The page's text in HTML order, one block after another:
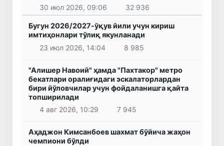
30 июл 2026, 09:06 32 936
Бугун 2026/2027-ўқув йили учун кириш
имтиҳонлари тўлиқ якунланади
23 июл 2026, 14:04
8 985
"Алишер Навоий" ҳамда "Пахтакор" метро
бекатлари оралиғидаги эскалаторлардан
бири йўловчилар учун фойдаланишга қайта
топширилади
4 авг 2026, 10:29
7 945
Аҳаджон Кимсанбоев шахмат бўйича жаҳон
чемпиони бўлди